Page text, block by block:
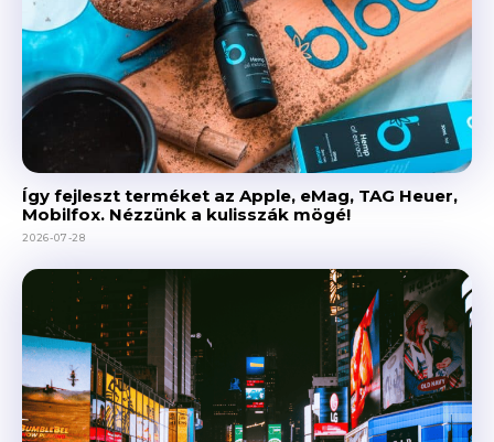
Így fejleszt terméket az Apple, eMag, TAG Heuer,
Mobilfox. Nézzünk a kulisszák mögé!
2026-07-28